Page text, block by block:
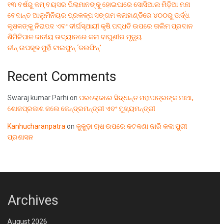
୧୩ ବର୍ଷରୁ କମ୍ ବୟସର ପିଲାମାନଙ୍କୁ ହୋଇପାରେ ସୋସିଆଲ ମିଡ଼ିଆ ମନା
ବେଦାନ୍ତ ଆଲୁମିନିୟର ପ୍ରକଳ୍ପ ସଙ୍ଗମ କଳାହାଣ୍ଡିରେ ୪୦୦ରୁ ଉର୍ଦ୍ଧ
କୃଷକଙ୍କୁ ନିରାପଦ ଏବଂ ଦୀର୍ଘସ୍ଥାୟୀ କୃଷି ପଦ୍ଧତି ଉପରେ ତାଲିମ ପ୍ରଦାନ
ଶିମିଳିପାଳ ଜାତୀୟ ଉଦ୍ୟାନରେ କଳା ବାଘୁଣୀର ମୃତ୍ୟୁ
ଚୀନ୍ ଉପକୂଳ ମୁହାଁ ଟାଇଫୁନ୍ ‘ଡଲଫିନ୍’
Recent Comments
Swaraj kumar Parhi on ପରଲୋକରେ ସିଦ୍ଧାନ୍ତ ମହାପାତ୍ରଙ୍କ ମାଆ,
ଶୋକପ୍ରକାଶ କଲେ କେନ୍ଦ୍ରମନ୍ତ୍ରୀ ଏବଂ ମୁଖ୍ୟମନ୍ତ୍ରୀ
Kanhucharanpatra on କୁକୁଡ଼ା ଚାଷ ଉପରେ କଟକଣା ଜାରି କଲା ପୁରୀ
ପ୍ରଶାସନ
Archives
August 2026